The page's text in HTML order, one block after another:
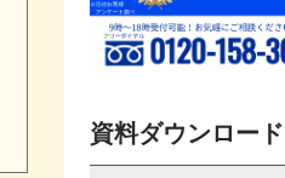
資料ダウンロード